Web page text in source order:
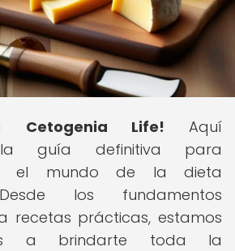
a Cetogenia Life! Aquí
la guía definitiva para
el mundo de la dieta
los fundamentos
recetas prácticas, estamos
a brindarte toda la